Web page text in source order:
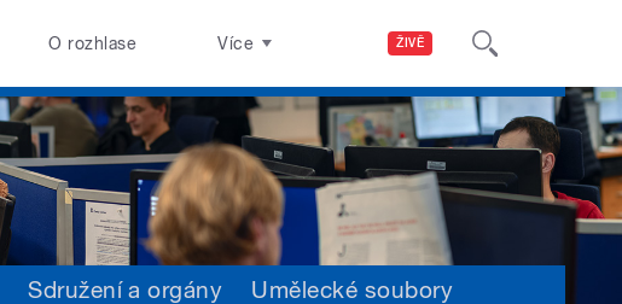
ŽIVĚ
O rozhlase Více
Sdružení a orgány Umělecké soubory